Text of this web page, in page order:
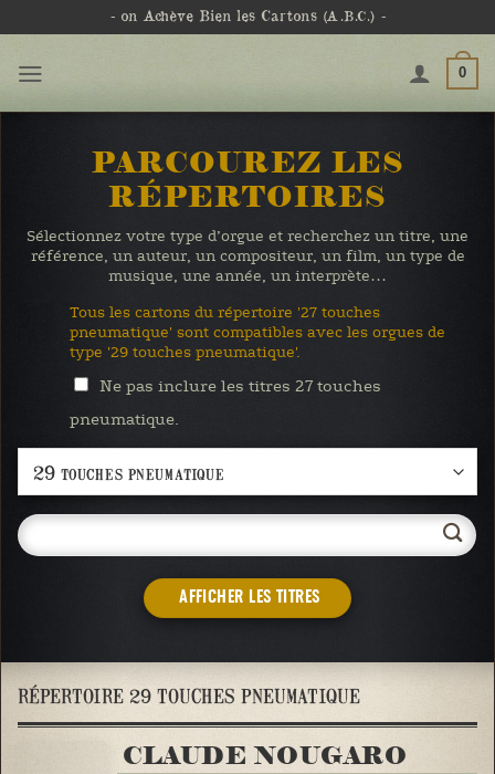
- on Achève Bien les Cartons (A.B.C.) -
0
PARCOUREZ LES
RÉPERTOIRES
Sélectionnez votre type d’orgue et recherchez un titre, une
référence, un auteur, un compositeur, un film, un type de
musique, une année, un interprète…
Tous les cartons du répertoire '27 touches
pneumatique' sont compatibles avec les orgues de
type '29 touches pneumatique'.
Ne pas inclure les titres 27 touches
pneumatique.
AFFICHER LES TITRES
RÉPERTOIRE 29 TOUCHES PNEUMATIQUE
CLAUDE NOUGARO